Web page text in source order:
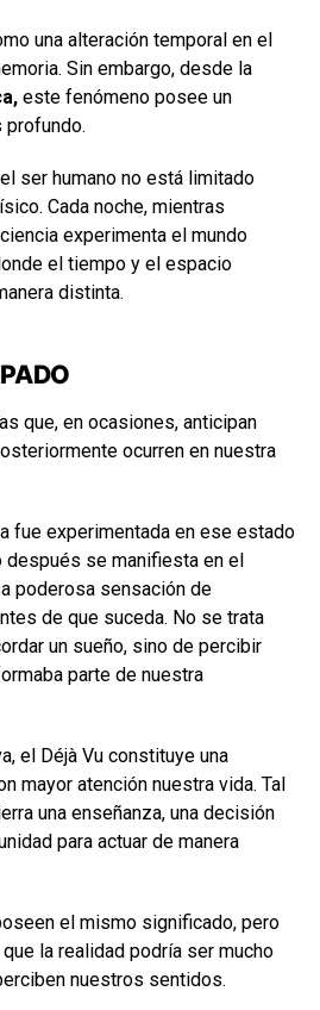
una alteración temporal en el
Sin embargo, desde la
este fenómeno posee un
profundo.
ser humano no está limitado
Cada noche, mientras
experimenta el mundo
el tiempo y el espacio
distinta.
que, en ocasiones, anticipan
ocurren en nuestra
fue experimentada en ese estado
después se manifiesta en el
poderosa sensación de
de que suceda. No se trata
un sueño, sino de percibir
parte de nuestra
el Déjà Vu constituye una
mayor atención nuestra vida. Tal
una enseñanza, una decisión
para actuar de manera
el mismo significado, pero
la realidad podría ser mucho
nuestros sentidos.